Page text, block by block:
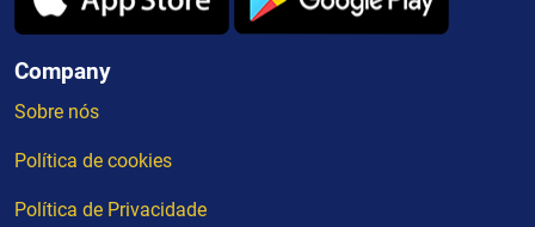
Company
Sobre nós
Política de cookies
Política de Privacidade